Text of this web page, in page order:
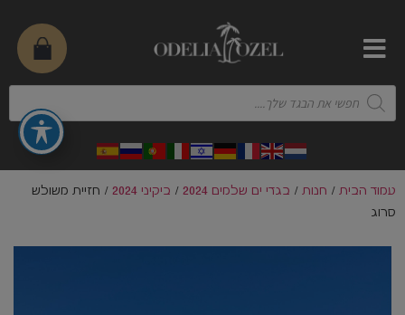
עמוד הבית / חנות / בגדי ים שלמים 2024 / ביקיני 2024
/ חזיית משולש
סרוג